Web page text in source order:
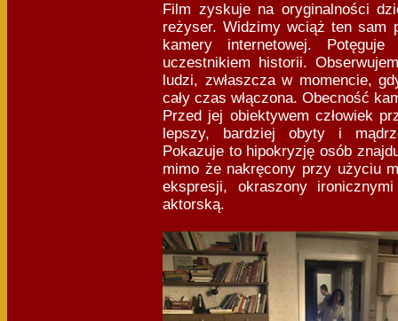
Film zyskuje na oryginalności
reżyser. Widzimy wciąż ten sam
kamery internetowej.
uczestnikiem historii.
ludzi, zwłaszcza w momencie,
cały czas włączona. Obecność
Przed jej obiektywem człowiek
lepszy, bardziej obyty i
Pokazuje to hipokryzję osób
mimo że nakręcony przy użyciu
ekspresji, okraszony
aktorską.